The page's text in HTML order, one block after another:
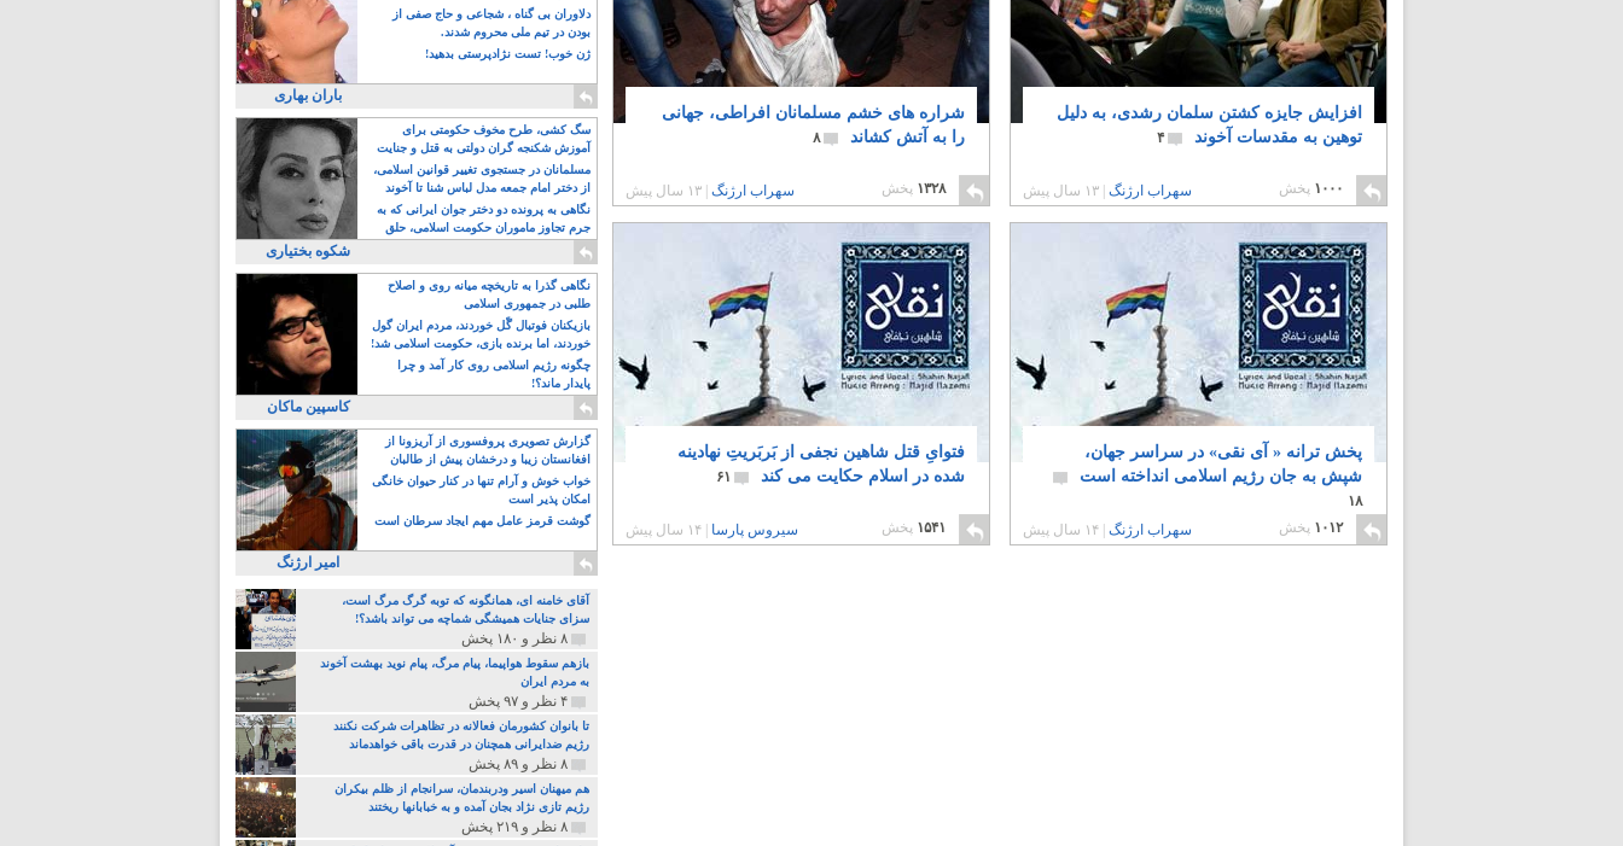
افزایش جایزه کشتن سلمان رشدی، به دلیل
توهین به مقدسات آخوند
۴
۱۰۰۰ پخش سهراب ارژنگ |۱۳ سال پیش
شراره های خشم مسلمانان افراطی، جهانی
را به آتش کشاند
۸
۱۳۲۸ پخش سهراب ارژنگ ۱۳ سال پیش
پخش ترانه « آی نقی» در سراسر جهان،
شپش به جان رژیم اسلامی انداخته است
۱۸
۱۰۱۲ پخش سهراب ارژنگ |۱۴ سال پیش
فتوایِ قتل شاهین نجفی از بَربَریتِ نهادینه
شده در اسلام حکایت می کند
۶۱
۱۵۴۱ پخش سیروس پارسا ۱۴ سال پیش
دلاوران بی گناه ، شجاعی و حاج صفی از
بودن در تیم ملی محروم شدند.
ژن خوب! تست نژادپرستی بدهید!
باران بهاری
سگ کشی، طرح مخوف حکومتی برای
آموزش شکنجه گران دولتی به قتل و جنایت
بیشتر
مسلمانان در جستجوی تغییر قوانین اسلامی،
از دختر امام جمعه مدل لباس شنا تا آخوند
مسلمان همجنسگرا!
نگاهی به پرونده دو دختر جوان ایرانی که به
جرم تجاوز ماموران حکومت اسلامی، حلق
آویز شدند!
شکوه بختیاری
نگاهی گذرا به تاریخچه میانه روی و اصلاح
طلبی در جمهوری اسلامی
بازیکنان فوتبال گًل خوردند، مردم ایران گول
خوردند، اما برنده بازی، حکومت اسلامی شد!
چگونه رژیم اسلامی روی کار آمد و چرا
پایدار ماند؟!
کاسپین ماکان
گزارش تصویری پروفسوری از آریزونا از
افغانستان زیبا و درخشان پیش از طالبان
خواب خوش و آرام تنها در کنار حیوان خانگی
امکان پذیر است
گوشت قرمز عامل مهم ایجاد سرطان است
امیر ارژنگ
آقای خامنه ای، همانگونه که توبه گرگ مرگ است،
سزای جنایات همیشگی شماچه می تواند باشد؟!
۸ نظر و ۱۸۰ پخش
بازهم سقوط هواپیما، پیام مرگ، پیام نوید بهشت آخوند
به مردم ایران
۴ نظر و ۹۷ پخش
تا بانوان کشورمان فعالانه در تظاهرات شرکت نکنند
رژیم ضدایرانی همچنان در قدرت باقی خواهدماند
۸ نظر و ۸۹ پخش
هم میهنان اسیر ودربندمان، سرانجام از ظلم بیکران
رژیم تازی نژاد بجان آمده و به خبابانها ریختند
۸ نظر و ۲۱۹ پخش